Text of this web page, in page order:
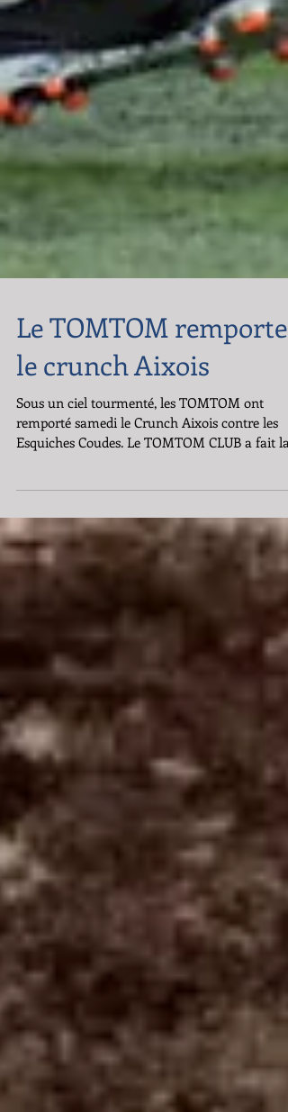
Le TOMTOM remporte
le crunch Aixois
Sous un ciel tourmenté, les TOMTOM ont
remporté samedi le Crunch Aixois contre les
différence...